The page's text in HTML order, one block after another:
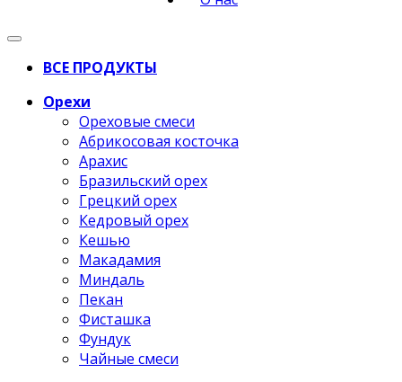
ВСЕ ПРОДУКТЫ
Орехи
Ореховые смеси
Абрикосовая косточка
Арахис
Бразильский орех
Грецкий орех
Кедровый орех
Кешью
Макадамия
Миндаль
Пекан
Фисташка
Фундук
Чайные смеси